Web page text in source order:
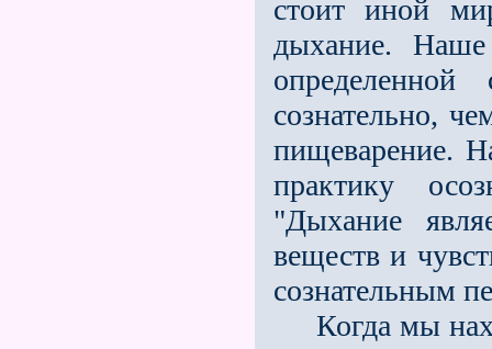
стоит иной
дыхание.
определенной
сознательно,
пищеварение.
практику
"Дыхание
веществ и
сознательным
Когда мы